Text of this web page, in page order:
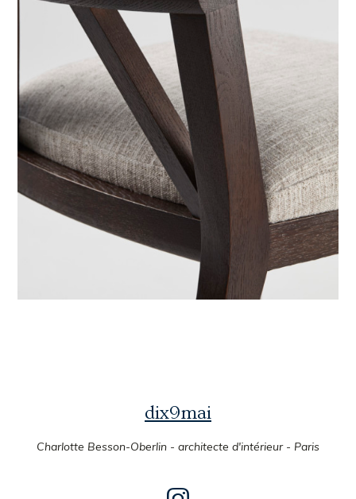
dix9mai
Charlotte Besson-Oberlin - architecte d'intérieur - Paris